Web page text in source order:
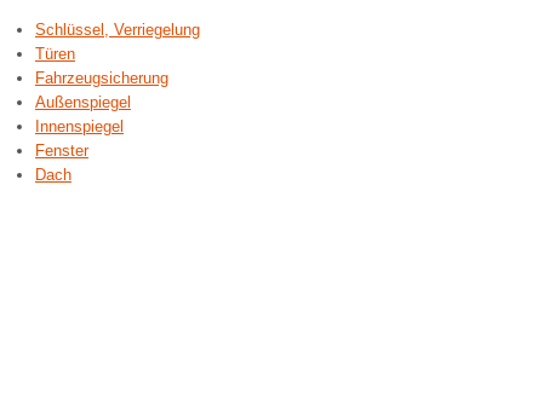
Schlüssel, Verriegelung
Türen
Fahrzeugsicherung
Außenspiegel
Innenspiegel
Fenster
Dach